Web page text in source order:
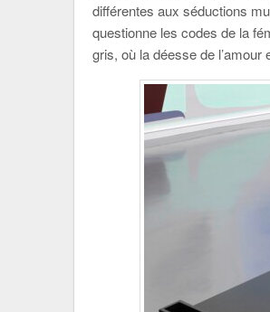
différentes aux séductions
questionne les codes de la
gris, où la déesse de